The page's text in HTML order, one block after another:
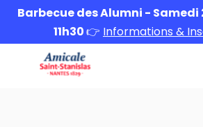
Barbecue des Alumni - Samedi
11h30👉 Informations &